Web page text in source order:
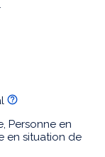
Personne en
en situation de